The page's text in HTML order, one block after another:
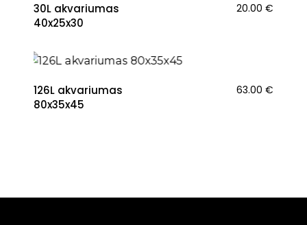
30L akvariumas
40x25x30
20.00 €
126L akvariumas
80x35x45
63.00 €